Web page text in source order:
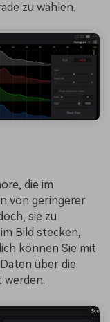
zu wählen.
die im
von geringerer
sie zu
Bild stecken,
können Sie mit
über die
werden.